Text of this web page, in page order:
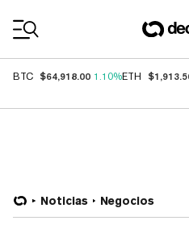
BTC $64,918.00 1.10%ETH
Noticias Negocios